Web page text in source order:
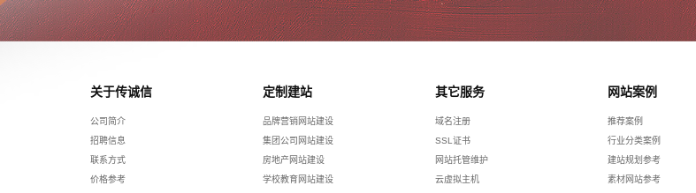
关于传诚信
公司简介
招聘信息
联系方式
价格参考
定制建站
品牌营销网站建设
集团公司网站建设
房地产网站建设
学校教育网站建设
其它服务
域名注册
SSL证书
网站托管维护
云虚拟主机
网站案例
推荐案例
行业分类案例
建站规划参考
素材网站参考